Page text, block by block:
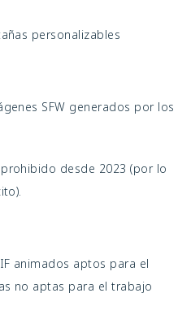
personalizables
SFW generados por los
desde 2023 (por lo
animados aptos para el
no aptas para el trabajo